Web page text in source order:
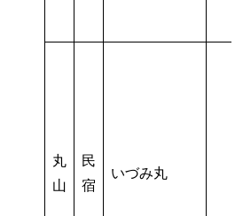
丸
山
民
宿
いづみ丸